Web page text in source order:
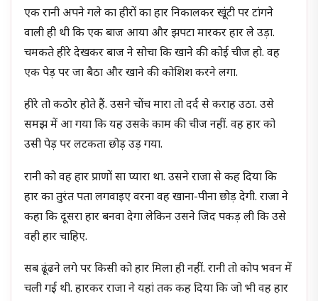
एक रानी अपने गले का हीरों का हार निकालकर खूंटी पर टांगने
वाली ही थी कि एक बाज आया और झपटा मारकर हार ले उड़ा.
चमकते हीरे देखकर बाज ने सोचा कि खाने की कोई चीज हो. वह
एक पेड़ पर जा बैठा और खाने की कोशिश करने लगा.
हीरे तो कठोर होते हैं. उसने चोंच मारा तो दर्द से कराह उठा. उसे
समझ में आ गया कि यह उसके काम की चीज नहीं. वह हार को
उसी पेड़ पर लटकता छोड़ उड़ गया.
रानी को वह हार प्राणों सा प्यारा था. उसने राजा से कह दिया कि
हार का तुरंत पता लगवाइए वरना वह खाना-पीना छोड़ देगी. राजा ने
कहा कि दूसरा हार बनवा देगा लेकिन उसने जिद पकड़ ली कि उसे
वही हार चाहिए.
सब ढूंढने लगे पर किसी को हार मिला ही नहीं. रानी तो कोप भवन में
चली गई थी. हारकर राजा ने यहां तक कह दिया कि जो भी वह हार